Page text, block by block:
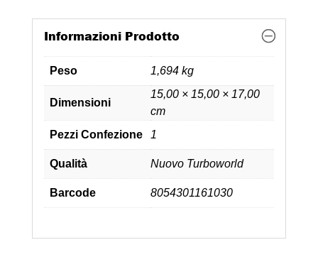
Informazioni Prodotto
Peso 1,694 kg
Dimensioni
15,00 × 15,00 × 17,00
cm
Pezzi Confezione
1
Qualità Nuovo Turboworld
Barcode 8054301161030